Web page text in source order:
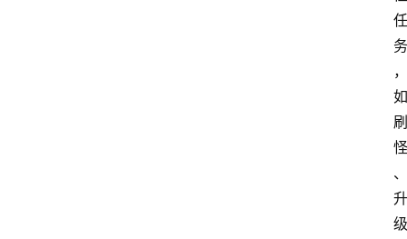
任
务
，
如
刷
怪
、
升
级